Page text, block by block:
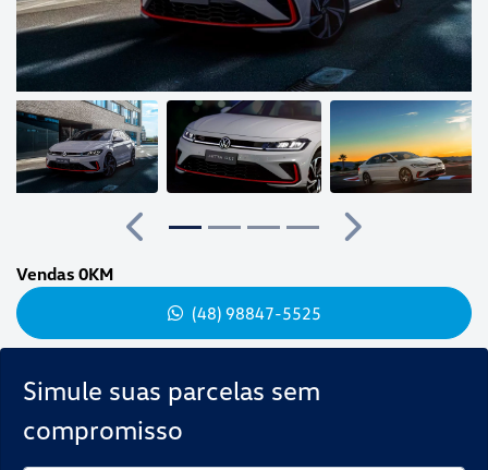
Simule suas parcelas sem
compromisso
Anterior
Próximo
Vendas 0KM
(48) 98847-5525